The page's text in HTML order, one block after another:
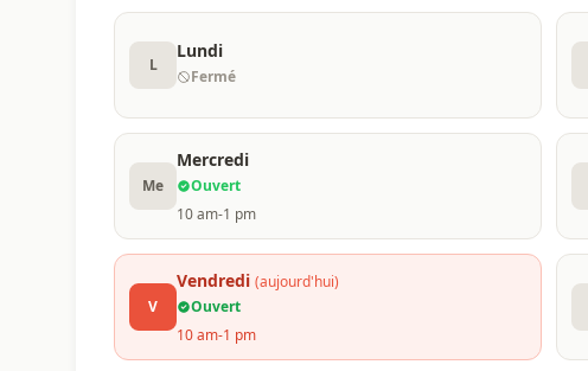
L
Lundi
Fermé
Me
Mercredi
Ouvert
10 am-1 pm
V
Vendredi (aujourd'hui)
Ouvert
10 am-1 pm